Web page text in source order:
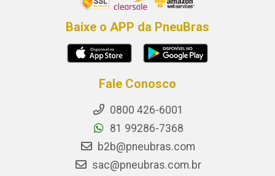
Baixe o APP da PneuBras
Fale Conosco
0800 426-6001
81 99286-7368
b2b@pneubras.com
sac@pneubras.com.br